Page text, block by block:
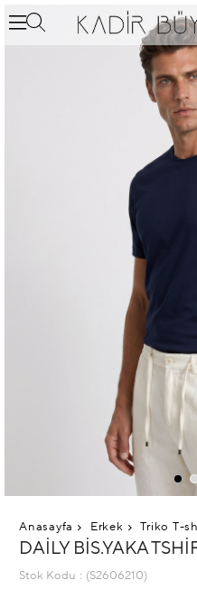
Anasayfa Erkek Triko T-
DAILY BIS.YAKA
Stok Kodu (S2606210)